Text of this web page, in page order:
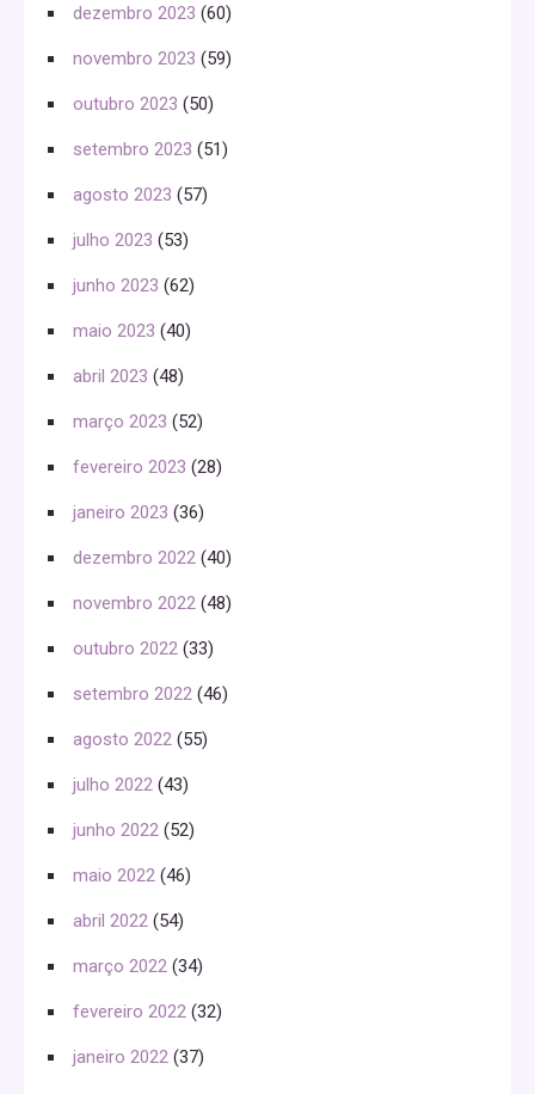
dezembro 2023 (60)
novembro 2023 (59)
outubro 2023 (50)
setembro 2023 (51)
agosto 2023 (57)
julho 2023 (53)
junho 2023 (62)
maio 2023 (40)
abril 2023 (48)
março 2023 (52)
fevereiro 2023 (28)
janeiro 2023 (36)
dezembro 2022 (40)
novembro 2022 (48)
outubro 2022 (33)
setembro 2022 (46)
agosto 2022 (55)
julho 2022 (43)
junho 2022 (52)
maio 2022 (46)
abril 2022 (54)
março 2022 (34)
fevereiro 2022 (32)
janeiro 2022 (37)